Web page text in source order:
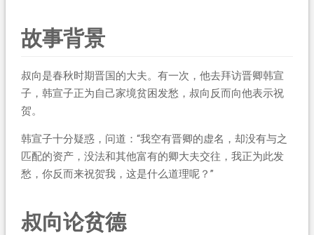
故事背景
叔向是春秋时期晋国的大夫。有一次，他去拜访晋卿韩宣
子，韩宣子正为自己家境贫困发愁，叔向反而向他表示祝
贺。
韩宣子十分疑惑，问道：“我空有晋卿的虚名，却没有与之
匹配的资产，没法和其他富有的卿大夫交往，我正为此发
愁，你反而来祝贺我，这是什么道理呢？”
叔向论贫德